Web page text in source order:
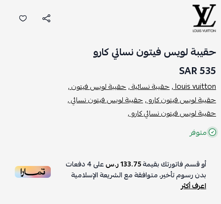
حقيبة لويس فيتون نسائي كارو
535 SAR
louis vuitton , حقيبة نسائية ,حقيبة لويس فيتون ,
حقيبة لويس فيتون كارو ,حقيبة لويس فيتون نسائي ,
حقيبة لويس فيتون نسائي كارو ,
متوفر
أو قسم فاتورتك بقيمة133.75 ر.س على4دفعات
بدون رسوم تأخير، متوافقة مع الشريعة الإسلامية
اعرف أكثر